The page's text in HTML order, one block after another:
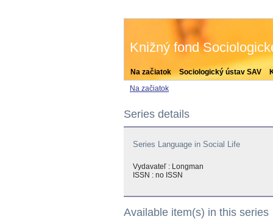
Na začiatok Sociologický ústav SAV
Knižný fond
Na začiatok
Series details
Series Language in Social Life
Vydavateľ : Longman
ISSN : no ISSN
Available item(s) in this series